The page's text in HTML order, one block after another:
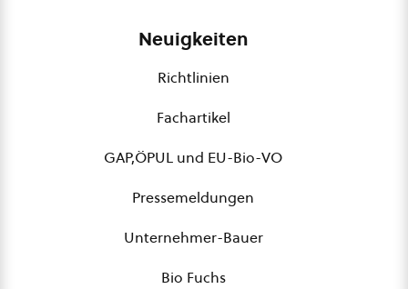
Neuigkeiten
Richtlinien
Fachartikel
GAP,ÖPUL und EU-Bio-VO
Pressemeldungen
Unternehmer-Bauer
Bio Fuchs